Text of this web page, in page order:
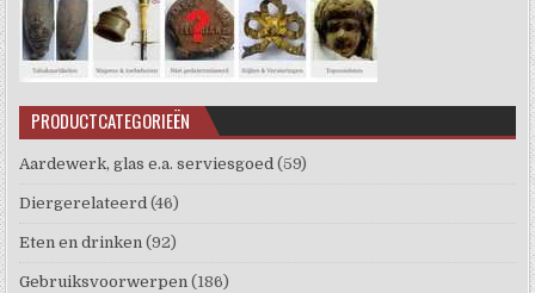
PRODUCTCATEGORIEËN
Aardewerk, glas e.a. serviesgoed (59)
Diergerelateerd (46)
Eten en drinken (92)
Gebruiksvoorwerpen (186)